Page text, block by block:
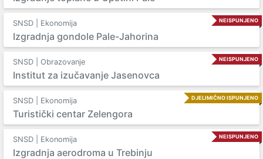
NEISPUNJENO
SNSD | Ekonomija
Izgradnja gondole Pale-Jahorina
NEISPUNJENO
SNSD | Obrazovanje
Institut za izučavanje Jasenovca
DJELIMIČNO ISPUNJENO
SNSD | Ekonomija
Turistički centar Zelengora
NEISPUNJENO
SNSD | Ekonomija
Izgradnja aerodroma u Trebinju